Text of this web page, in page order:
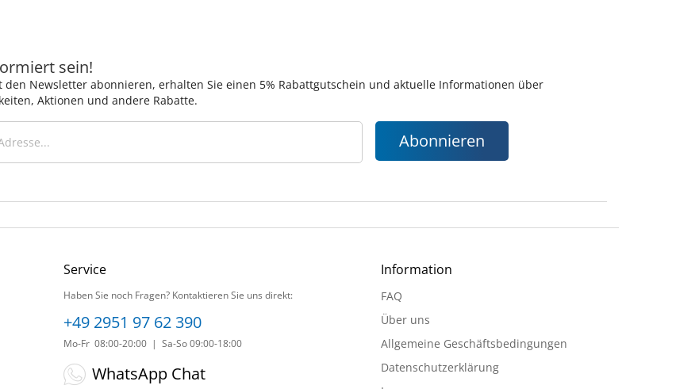
sein!
den Newsletter abonnieren, erhalten Sie einen 5% Rabattgutschein und aktuelle Informationen über
Aktionen und andere Rabatte.
Abonnieren
Service
Haben Sie noch Fragen? Kontaktieren Sie uns direkt:
+49 2951 97 62 390
Mo-Fr 08:00-20:00 | Sa-So 09:00-18:00
WhatsApp Chat
Information
FAQ
Über uns
Allgemeine Geschäftsbedingungen
Datenschutzerklärung